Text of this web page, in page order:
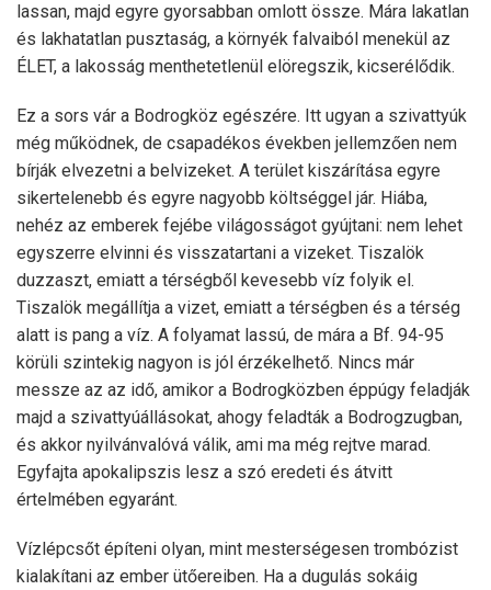
lassan, majd egyre gyorsabban omlott össze. Mára lakatlan
és lakhatatlan pusztaság, a környék falvaiból menekül az
ÉLET, a lakosság menthetetlenül elöregszik, kicserélődik.
Ez a sors vár a Bodrogköz egészére. Itt ugyan a szivattyúk
még működnek, de csapadékos években jellemzően nem
bírják elvezetni a belvizeket. A terület kiszárítása egyre
sikertelenebb és egyre nagyobb költséggel jár. Hiába,
nehéz az emberek fejébe világosságot gyújtani: nem lehet
egyszerre elvinni és visszatartani a vizeket. Tiszalök
duzzaszt, emiatt a térségből kevesebb víz folyik el.
Tiszalök megállítja a vizet, emiatt a térségben és a térség
alatt is pang a víz. A folyamat lassú, de mára a Bf. 94-95
körüli szintekig nagyon is jól érzékelhető. Nincs már
messze az az idő, amikor a Bodrogközben éppúgy feladják
majd a szivattyúállásokat, ahogy feladták a Bodrogzugban,
és akkor nyilvánvalóvá válik, ami ma még rejtve marad.
Egyfajta apokalipszis lesz a szó eredeti és átvitt
értelmében egyaránt.
Vízlépcsőt építeni olyan, mint mesterségesen trombózist
kialakítani az ember ütőereiben. Ha a dugulás sokáig